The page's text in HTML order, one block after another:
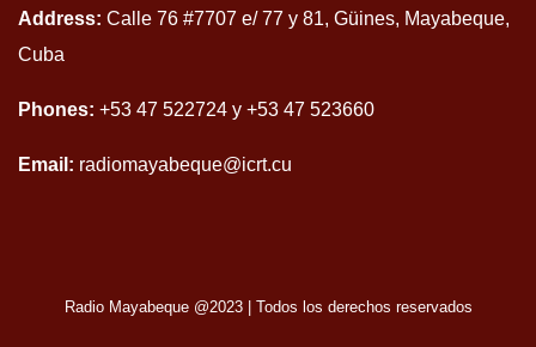
Address: Calle 76 #7707 e/ 77 y 81, Güines, Mayabeque,
Cuba
Phones: +53 47 522724 y +53 47 523660
Email: radiomayabeque@icrt.cu
Radio Mayabeque @2023 Todos los derechos reservados